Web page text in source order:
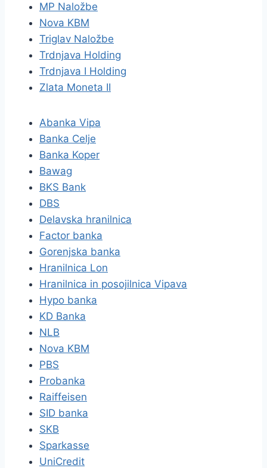
MP Naložbe
Nova KBM
Triglav Naložbe
Trdnjava Holding
Trdnjava I Holding
Zlata Moneta II
Abanka Vipa
Banka Celje
Banka Koper
Bawag
BKS Bank
DBS
Delavska hranilnica
Factor banka
Gorenjska banka
Hranilnica Lon
Hranilnica in posojilnica Vipava
Hypo banka
KD Banka
NLB
Nova KBM
PBS
Probanka
Raiffeisen
SID banka
SKB
Sparkasse
UniCredit